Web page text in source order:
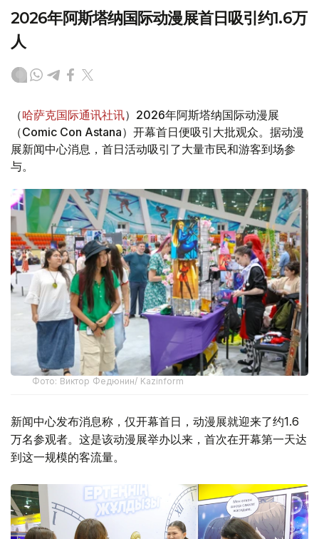
2026年阿斯塔纳国际动漫展首日吸引约1.6万
人
（哈萨克国际通讯社讯）2026年阿斯塔纳国际动漫展
（Comic Con Astana）开幕首日便吸引大批观众。据动漫
展新闻中心消息，首日活动吸引了大量市民和游客到场参
与。
Фото: Виктор Федюнин/ Kazinform
新闻中心发布消息称，仅开幕首日，动漫展就迎来了约1.6
万名参观者。这是该动漫展举办以来，首次在开幕第一天达
到这一规模的客流量。